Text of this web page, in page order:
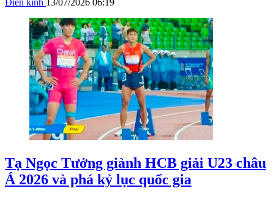
Điền kinh 13/07/2026 06:19
Tạ Ngọc Tưởng giành HCB giải U23 châu
Á 2026 và phá kỷ lục quốc gia